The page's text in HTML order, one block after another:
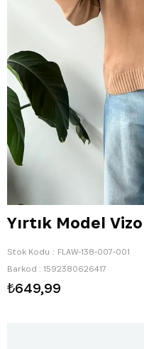
Yırtık Model
Stok Kodu
FLAW-138-007-001
Barkod : 1592380626417
₺649,99